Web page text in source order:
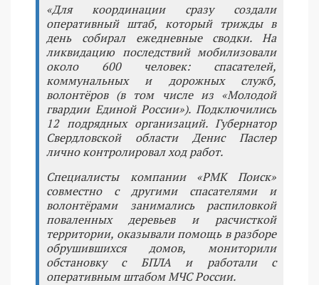
«Для координации сразу создали
оперативный штаб, который трижды в
день собирал ежедневные сводки. На
ликвидацию последствий мобилизовали
около 600 человек: спасателей,
коммунальных и дорожных служб,
волонтёров (в том числе из «Молодой
гвардии Единой России»). Подключились
12 подрядных организаций. Губернатор
Свердловской области Денис Паслер
лично контролировал ход работ.
Специалисты компании «РМК Поиск»
совместно с другими спасателями и
волонтёрами занимались распиловкой
поваленных деревьев и расчисткой
территории, оказывали помощь в разборе
обрушившихся домов, мониторили
обстановку с БПЛА и работали с
оперативным штабом МЧС России.